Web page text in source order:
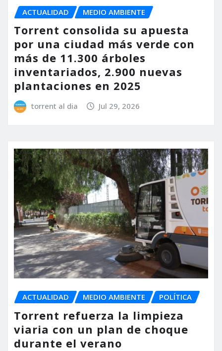
ACTUALIDAD MEDIO AMBIENTE
Torrent consolida su apuesta
por una ciudad más verde con
más de 11.300 árboles
inventariados, 2.900 nuevas
plantaciones en 2025
torrent al dia Jul 29, 2026
ACTUALIDAD MEDIO AMBIENTE POLÍTICA
Torrent refuerza la limpieza
viaria con un plan de choque
durante el verano